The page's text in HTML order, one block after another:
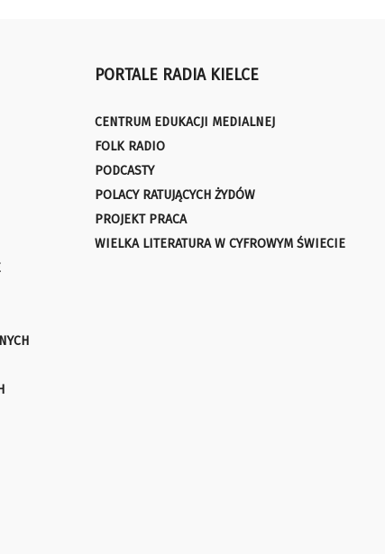
PORTALE RADIA KIELCE
CENTRUM EDUKACJI MEDIALNEJ
FOLK RADIO
PODCASTY
POLACY RATUJĄCYCH ŻYDÓW
PROJEKT PRACA
WIELKA LITERATURA W CYFROWYM ŚWIECIE